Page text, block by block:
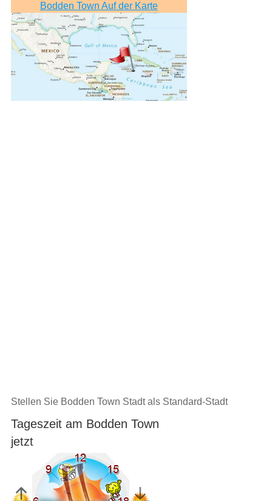
Bodden Town Auf der Karte
Stellen Sie Bodden Town Stadt als Standard-Stadt
Tageszeit am Bodden Town
jetzt